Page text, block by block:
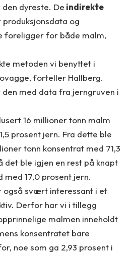
dyreste. De indirekte
og
foreligger for både malm,
metoden vi benyttet i
forteller Hallberg.
med data fra jerngruven i
16 millioner tonn malm
prosent jern. Fra dette ble
tonn konsentrat med 71,3
det ble igjen en rest på knapt
med 17,0 prosent jern.
også svært interessant i et
Derfor har vi i tillegg
malmen inneholdt
konsentratet bare
noe som ga 2,93 prosent i